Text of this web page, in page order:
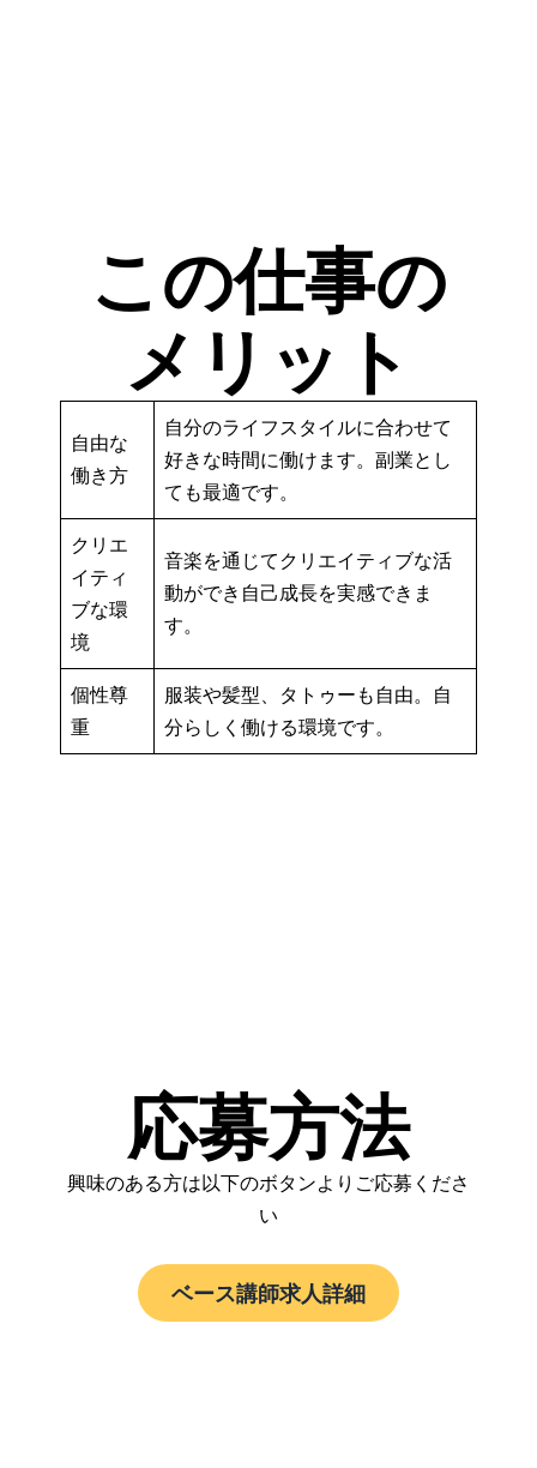
この仕事の
メリット
自由な
働き方
自分のライフスタイルに合わせて
好きな時間に働けます。副業とし
ても最適です。
クリエ
イティ
ブな環
境
音楽を通じてクリエイティブな活
動ができ自己成長を実感できま
す。
個性尊
重
服装や髪型、タトゥーも自由。自
分らしく働ける環境です。
応募方法
興味のある方は以下のボタンよりご応募くださ
い
ベース講師求人詳細